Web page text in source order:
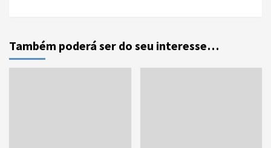
Também poderá ser do seu interesse…